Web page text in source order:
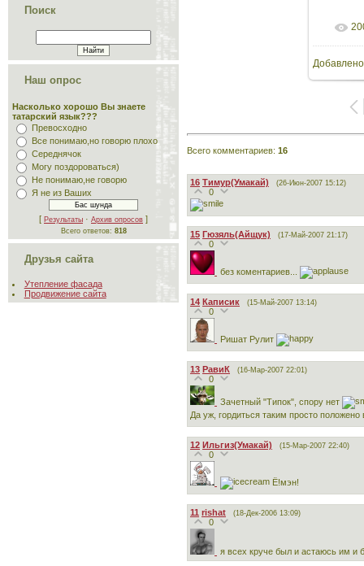
Поиск
Наш опрос
Насколько хорошо Вы знаете
татарский язык???
Превосходно
Все понимаю,но говорю плохо
Середнячок
Могу поздороваться)
Не понимаю,не говорю
Я не из Ваших
[ Результаты · Архив опросов ]
Всего ответов: 818
Друзья сайта
Утепление фасада
Продвижение сайта
Добавлено
Всего комментариев: 16
16 Тимур(Умакай) (26-Июн-2007 15:12)
0
15 Гюзяль(Айщук) (17-Май-2007 21:17)
0
без коментариев...
14 Каписик (15-Май-2007 13:14)
0
Ришат Рулит
13 РавиК (16-Мар-2007 22:01)
0
Зачетный "Типок", спору нет
Да уж, гордиться таким просто
12 Ильгиз(Умакай) (15-Мар-2007 22:40)
0
Ё!мэн!
11 rishat (18-Дек-2006 13:09)
0
я всех круче был и астаюсь им и